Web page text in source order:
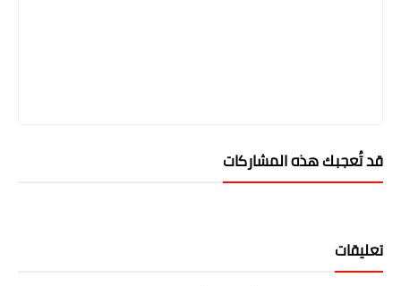
قد تُعجبك هذه المشاركات
تعليقات